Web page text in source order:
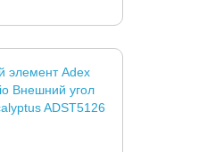
элемент Adex
Внешний угол
ADST5126